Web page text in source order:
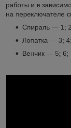
работы и в
на переключателе
Спираль — 1; 2
Лопатка — 3;
Венчик — 5; 6;